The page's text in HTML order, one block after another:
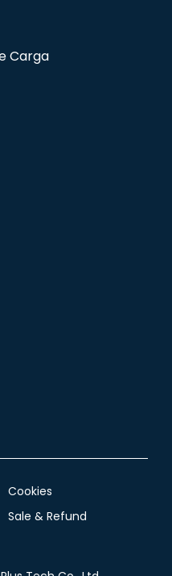
Carga
Cookies
Sale & Refund